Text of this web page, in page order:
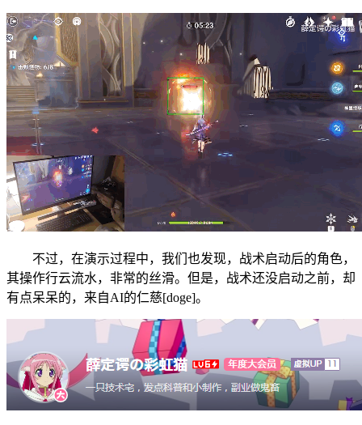
不过，在演示过程中，我们也发现，战术启动后的角色，
其操作行云流水，非常的丝滑。但是，战术还没启动之前，却
有点呆呆的，来自AI的仁慈[doge]。